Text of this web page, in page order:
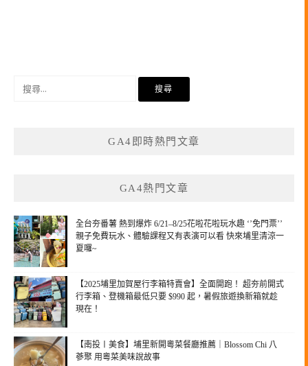
GA4即時熱門文章
GA4熱門文章
全台夯番薯 熱到爆炸 6/21–8/25花啦花啦玩水趣 ‘’免門票’’
親子免費玩水、體驗課程又有表演可以看 快來埔里清涼一
夏囉~
【2025埔里加賀屋行李箱特賣會】全面開跑！ 超夯前開式
行李箱、登機箱最低只要 $990 起，暑假旅遊換新箱就趁
現在！
【南投〡美食】埔里新開粵菜餐廳推薦｜Blossom Chi 八
蔘聚 用粵菜美味說故事